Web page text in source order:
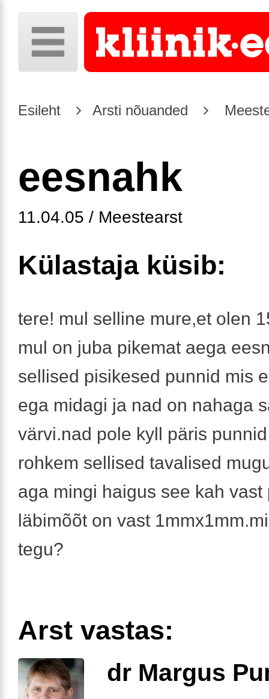
Esileht Arsti nõuanded
eesnahk
11.04.05 / Meestearst
Külastaja küsib:
tere! mul selline mure,et olen
mul on juba pikemat aega
sellised pisikesed punnid mis
ega midagi ja nad on nahaga
värvi.nad pole kyll päris
rohkem sellised tavalised
aga mingi haigus see kah vast
läbimõõt on vast
tegu?
Arst vastas:
dr Margus